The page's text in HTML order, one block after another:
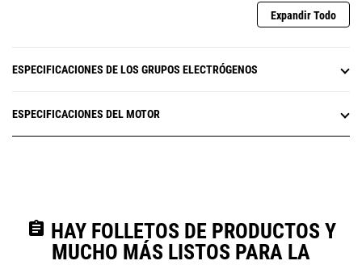
Expandir Todo
ESPECIFICACIONES DE LOS GRUPOS ELECTRÓGENOS
ESPECIFICACIONES DEL MOTOR
assignment HAY FOLLETOS DE PRODUCTOS Y
MUCHO MÁS LISTOS PARA LA